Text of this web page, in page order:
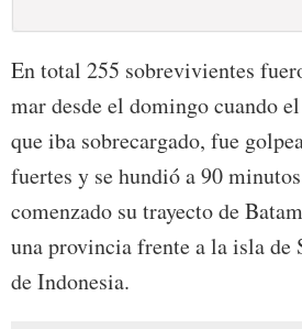
En total 255 sobrevivientes
mar desde el domingo cuando
que iba sobrecargado, fue
fuertes y se hundió a 90
comenzado su trayecto de
una provincia frente a la isla de
de Indonesia.